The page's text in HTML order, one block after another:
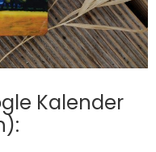
Kalender